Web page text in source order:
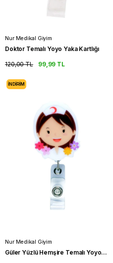
Nur Medikal Giyim
Doktor Temalı Yoyo Yaka Kartlığı
99,99 TL
120,00 TL
Nur Medikal Giyim
Güler Yüzlü Hemşire Temalı Yoyo Yaka Kartlığı
İNDIRIM